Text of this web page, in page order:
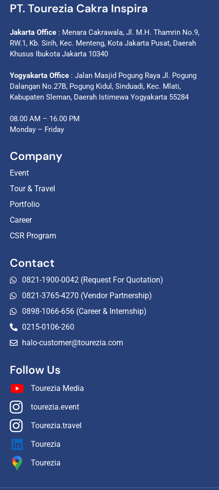
PT. Tourezia Cakra Inspira
Jakarta Office : Menara Cakrawala, Jl. M.H. Thamrin No.9,
RW.1, Kb. Sirih, Kec. Menteng, Kota Jakarta Pusat, Daerah
Khusus Ibukota Jakarta 10340
Yogyakarta Office : Jalan Masjid Pogung Raya Jl. Pogung
Dalangan No.27B, Pogung Kidul, Sinduadi, Kec. Mlati,
Kabupaten Sleman, Daerah Istimewa Yogyakarta 55284
08.00 AM – 16.00 PM
Monday – Friday
Company
Event
Tour & Travel
Portfolio
Career
CSR Program
Contact
0821-1900-0042 (Request For Quotation)
0821-3765-4270 (Vendor Partnership)
0898-1066-656 (Career & Internship)
0215-0106-260
halo-customer@tourezia.com
Follow Us
Tourezia Media
tourezia.event
Tourezia.travel
Tourezia
Tourezia